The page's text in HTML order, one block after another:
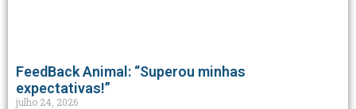
FeedBack Animal: “Superou minhas
expectativas!”
julho 24, 2026